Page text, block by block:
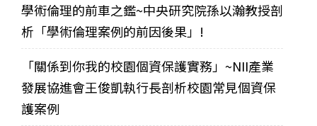
學術倫理的前車之鑑~中央研究院孫以瀚教授剖
析「學術倫理案例的前因後果」!
「關係到你我的校園個資保護實務」~NII產業
發展協進會王俊凱執行長剖析校園常見個資保
護案例